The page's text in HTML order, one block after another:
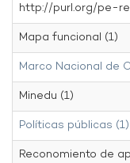
http://purl.org/pe-
Mapa funcional (1)
Marco Nacional de
Minedu (1)
Políticas públicas (1)
Reconomiento de